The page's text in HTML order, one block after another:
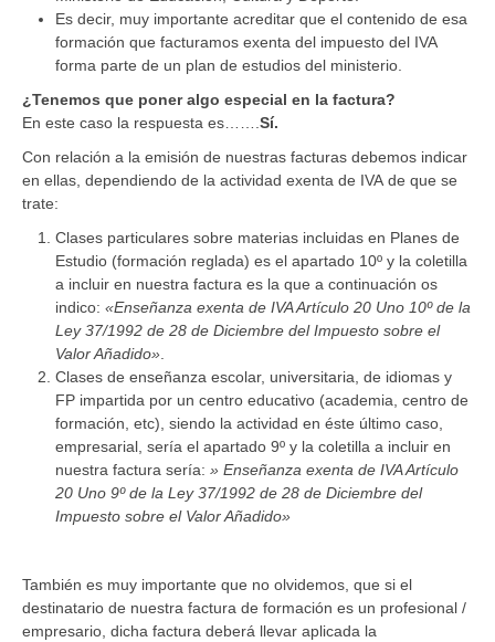
Es decir, muy importante acreditar que el contenido de esa
formación que facturamos exenta del impuesto del IVA
forma parte de un plan de estudios del ministerio.
¿Tenemos que poner algo especial en la factura?
En este caso la respuesta es……. Sí.
Con relación a la emisión de nuestras facturas debemos indicar
en ellas, dependiendo de la actividad exenta de IVA de que se
trate:
Clases particulares sobre materias incluidas en Planes de
Estudio (formación reglada) es el apartado 10º y la coletilla
a incluir en nuestra factura es la que a continuación os
indico: «Enseñanza exenta de IVA Artículo 20 Uno 10º de la
Ley 37/1992 de 28 de Diciembre del Impuesto sobre el
Valor Añadido»
Clases de enseñanza escolar, universitaria, de idiomas y
FP impartida por un centro educativo (academia, centro de
formación, etc), siendo la actividad en éste último caso,
empresarial, sería el apartado 9º y la coletilla a incluir en
nuestra factura sería: » Enseñanza exenta de IVA Artículo
20 Uno 9º de la Ley 37/1992 de 28 de Diciembre del
Impuesto sobre el Valor Añadido»
También es muy importante que no olvidemos, que si el
destinatario de nuestra factura de formación es un profesional /
empresario, dicha factura deberá llevar aplicada la